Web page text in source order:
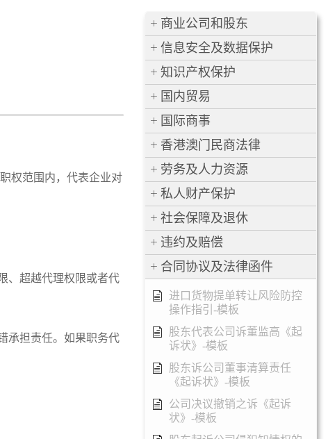
权范围内，代表企业对
、超越代理权限或者代
承担责任。如果职务代
商业公司和股东
信息安全及数据保护
知识产权保护
国内贸易
国际商事
香港澳门民商法律
劳务及人力资源
私人财产保护
社会保障及退休
违约及赔偿
合同协议及法律函件
进口货物提单转让风险防控
操作指引-模板
股东代表公司诉董监高《起
诉状》-模板
股东诉公司董事清算责任
《起诉状》-模板
公司决议撤销之诉《起诉
状》-模板